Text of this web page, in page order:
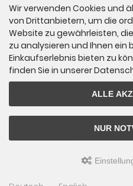
Informationen
Sitemap
Über uns
Vorteile von Kipping-Fossils
Wir verwenden Cookies und
von Drittanbietern, um die
Website zu gewährleisten,
zu analysieren und Ihnen ein
Einkaufserlebnis bieten zu
finden Sie in unserer
ALLE
NUR